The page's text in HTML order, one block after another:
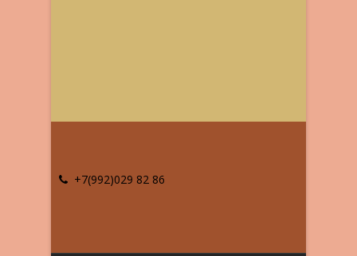
+7(992)029 82 86